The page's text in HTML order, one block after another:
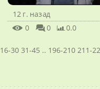
12 г. назад
0
0 0.0
16-30 31-45 .. 196-210 211-